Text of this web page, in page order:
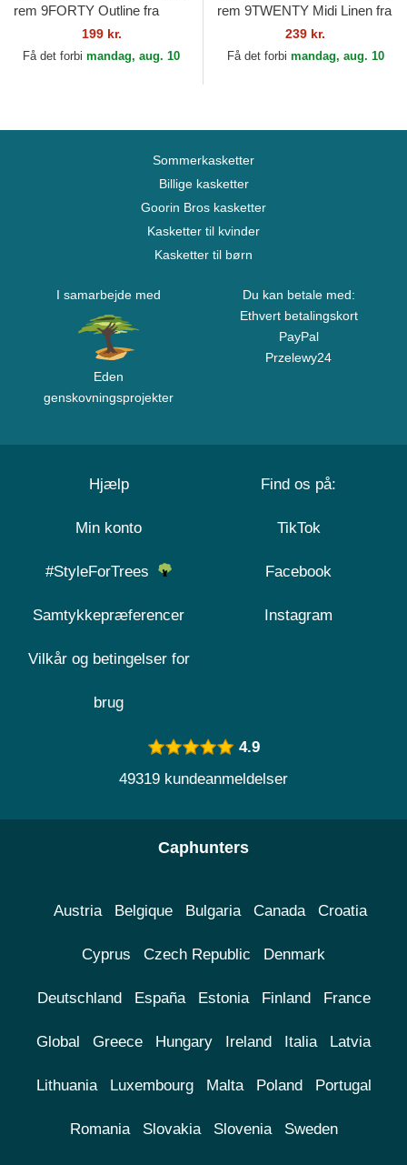
rem 9FORTY Outline fra
New York Yankees MLB af
New Era
199 kr.
Få det forbi mandag, aug. 10
rem 9TWENTY Midi Linen fra
Los Angeles Dodgers MLB af
New Era
239 kr.
Få det forbi mandag, aug. 10
Sommerkasketter
Billige kasketter
Goorin Bros kasketter
Kasketter til kvinder
Kasketter til børn
I samarbejde med
Eden
genskovningsprojekter
Du kan betale med:
Ethvert betalingskort
PayPal
Przelewy24
Hjælp
Min konto
#StyleForTrees
Samtykkepræferencer
Vilkår og betingelser for
brug
Find os på:
TikTok
Facebook
Instagram
4.9
49319 kundeanmeldelser
Caphunters
Austria Belgique Bulgaria Canada Croatia
Cyprus Czech Republic Denmark
Deutschland España Estonia Finland France
Global Greece Hungary Ireland Italia Latvia
Lithuania Luxembourg Malta Poland Portugal
Romania Slovakia Slovenia Sweden